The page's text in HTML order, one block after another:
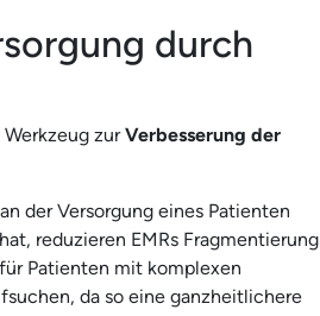
durch
zurVerbesserung der
der Versorgung eines Patienten
reduzieren EMRs Fragmentierung
Patienten mit komplexen
da so eine ganzheitlichere